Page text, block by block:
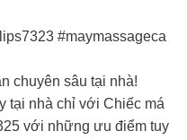
#maymassageca
chuyên sâu tại nhà!
tại nhà chỉ với Chiếc má
với những ưu điểm tuy